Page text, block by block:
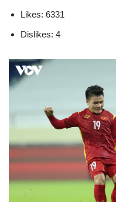
Likes: 6331
Dislikes: 4